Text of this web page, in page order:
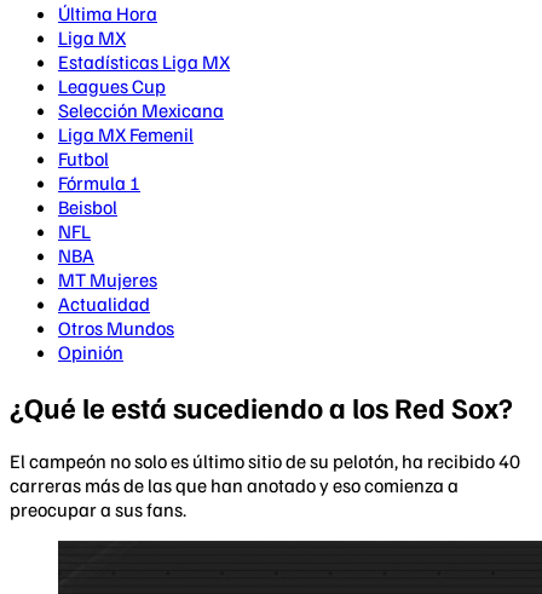
Última Hora
Liga MX
Estadísticas Liga MX
Leagues Cup
Selección Mexicana
Liga MX Femenil
Futbol
Fórmula 1
Beisbol
NFL
NBA
MT Mujeres
Actualidad
Otros Mundos
Opinión
¿Qué le está sucediendo a los Red Sox?
El campeón no solo es último sitio de su pelotón, ha recibido 40
carreras más de las que han anotado y eso comienza a
preocupar a sus fans.